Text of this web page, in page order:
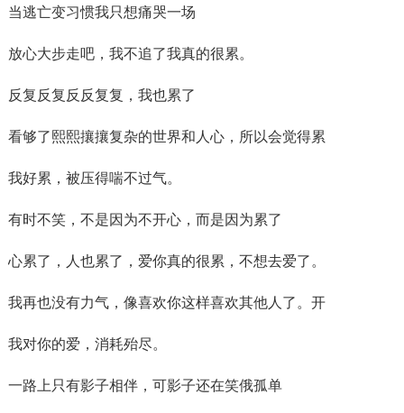
当逃亡变习惯我只想痛哭一场
放心大步走吧，我不追了我真的很累。
反复反复反反复复，我也累了
看够了熙熙攘攘复杂的世界和人心，所以会觉得累
我好累，被压得喘不过气。
有时不笑，不是因为不开心，而是因为累了
心累了，人也累了，爱你真的很累，不想去爱了。
我再也没有力气，像喜欢你这样喜欢其他人了。开
我对你的爱，消耗殆尽。
一路上只有影子相伴，可影子还在笑俄孤单